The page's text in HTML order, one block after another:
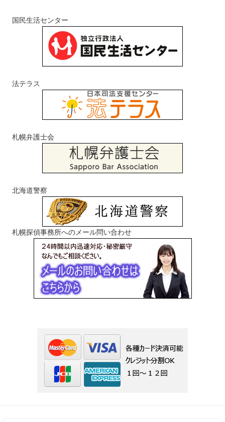
国民生活センター
法テラス
札幌弁護士会
北海道警察
札幌探偵事務所へのメール問い合わせ